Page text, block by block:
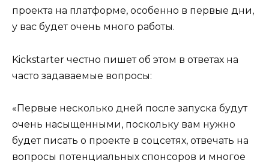
проекта на платформе, особенно в первые дни,
у вас будет очень много работы.
Kickstarter честно пишет об этом в ответах на
часто задаваемые вопросы:
«Первые несколько дней после запуска будут
очень насыщенными, поскольку вам нужно
будет писать о проекте в соцсетях, отвечать на
вопросы потенциальных спонсоров и многое